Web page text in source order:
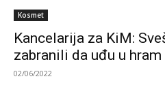
Kosmet
Kancelarija za KiM:
zabranili da uđu u hram
02/06/2022